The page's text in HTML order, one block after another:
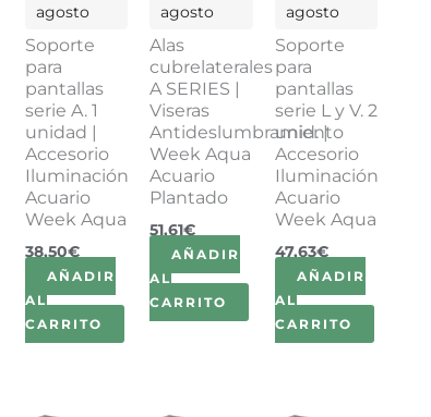
agosto
Soporte
para
pantallas
serie A. 1
unidad |
Accesorio
Iluminación
Acuario
Week Aqua
38,50€
AÑADIR
AL
CARRITO
agosto
Alas
cubrelaterales
A SERIES |
Viseras
Antideslumbramiento
Week Aqua
Acuario
Plantado
51,61€
AÑADIR
AL
CARRITO
agosto
Soporte
para
pantallas
serie L y V. 2
unid. |
Accesorio
Iluminación
Acuario
Week Aqua
47,63€
AÑADIR
AL
CARRITO